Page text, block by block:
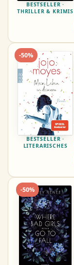
BESTSELLER ·
THRILLER & KRIMIS
-50%
BESTSELLER ·
LITERARISCHES
-50%